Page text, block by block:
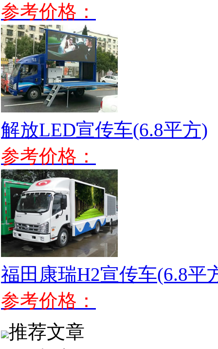
参考价格：
解放LED宣传车(6.8平方)
参考价格：
福田康瑞H2宣传车(6.8平
参考价格：
推荐文章